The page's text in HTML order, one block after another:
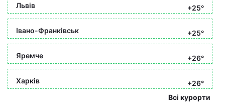
Львів +25°
Івано-Франківськ +25°
Яремче +26°
Харків
+26°
Всі курорти